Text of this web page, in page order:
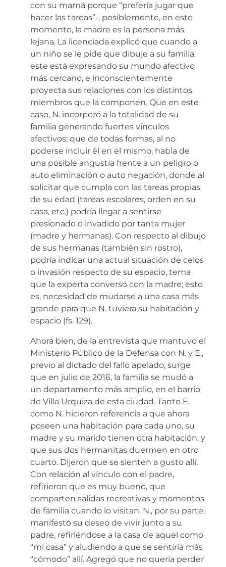
con su mamá porque “prefería jugar que
hacer las tareas”-, posiblemente, en este
momento, la madre es la persona más
lejana. La licenciada explicó que cuando a
un niño se le pide que dibuje a su familia,
este está expresando su mundo afectivo
más cercano, e inconscientemente
proyecta sus relaciones con los distintos
miembros que la componen. Que en este
caso, N. incorporó a la totalidad de su
familia generando fuertes vínculos
afectivos; que de todas formas, al no
poderse incluir él en el mismo, habla de
una posible angustia frente a un peligro o
auto eliminación o auto negación, donde al
solicitar que cumpla con las tareas propias
de su edad (tareas escolares, orden en su
casa, etc.) podría llegar a sentirse
presionado o invadido por tanta mujer
(madre y hermanas). Con respecto al dibujo
de sus hermanas (también sin rostro),
podría indicar una actual situación de celos
o invasión respecto de su espacio, tema
que la experta conversó con la madre; esto
es, necesidad de mudarse a una casa más
grande para que N. tuviera su habitación y
espacio (fs. 129).
Ahora bien, de la entrevista que mantuvo el
Ministerio Público de la Defensa con N. y E.,
previo al dictado del fallo apelado, surge
que en julio de 2016, la familia se mudó a
un departamento más amplio, en el barrio
de Villa Urquiza de esta ciudad. Tanto E.
como N. hicieron referencia a que ahora
poseen una habitación para cada uno, su
madre y su marido tienen otra habitación, y
que sus dos hermanitas duermen en otro
cuarto. Dijeron que se sienten a gusto allí.
Con relación al vínculo con el padre,
refirieron que es muy bueno, que
comparten salidas recreativas y momentos
de familia cuando lo visitan. N., por su parte,
manifestó su deseo de vivir junto a su
padre, refiriéndose a la casa de aquel como
“mi casa” y aludiendo a que se sentiría más
“cómodo” allí. Agregó que no quería perder